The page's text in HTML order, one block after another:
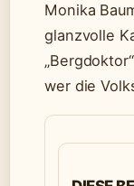
Monika
glanzvolle
wer die